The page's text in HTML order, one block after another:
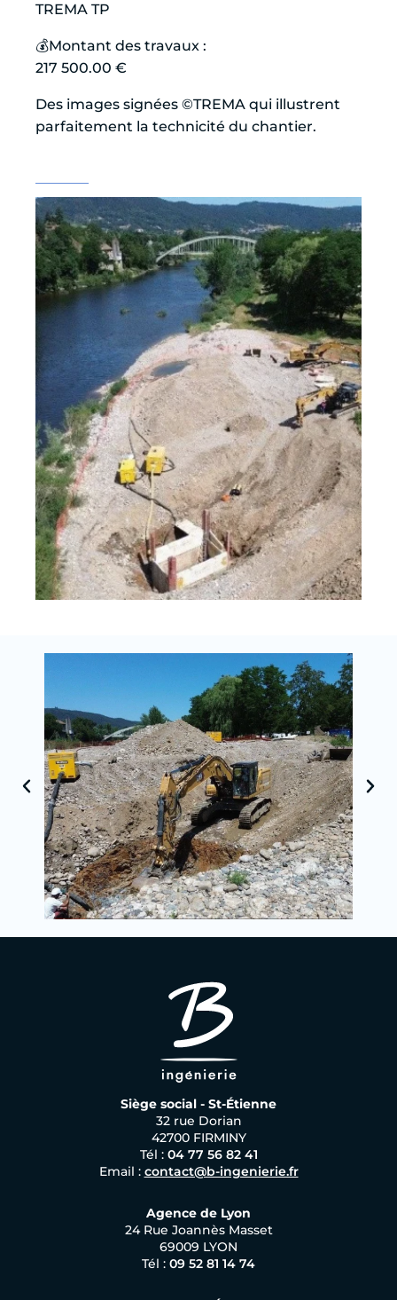
TREMA TP
💰Montant des travaux :
217 500.00 €
Des images signées ©TREMA qui illustrent
parfaitement la technicité du chantier.
Siège social - St-Étienne
32 rue Dorian
42700 FIRMINY
Tél : 04 77 56 82 41
Email : contact@b-ingenierie.fr
Agence de Lyon
24 Rue Joannès Masset
69009 LYON
Tél : 09 52 81 14 74